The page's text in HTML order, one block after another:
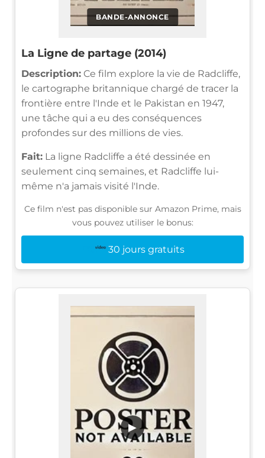
BANDE-ANNONCE
La Ligne de partage (2014)
Description: Ce film explore la vie de Radcliffe,
le cartographe britannique chargé de tracer la
frontière entre l'Inde et le Pakistan en 1947,
une tâche qui a eu des conséquences
profondes sur des millions de vies.
Fait: La ligne Radcliffe a été dessinée en
seulement cinq semaines, et Radcliffe lui-
même n'a jamais visité l'Inde.
Ce film n'est pas disponible sur Amazon Prime, mais
vous pouvez utiliser le bonus:
30 jours gratuits
▶